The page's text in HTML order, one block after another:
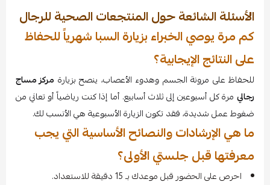
الأسئلة الشائعة حول المنتجعات الصحية للرجال
كم مرة يوصي الخبراء بزيارة السبا شهرياً للحفاظ
على النتائج الإيجابية؟
للحفاظ على مرونة الجسم وهدوء الأعصاب، ينصح بزيارة مركز مساج
رجالي مرة كل أسبوعين إلى ثلاث أسابيع. أما إذا كنت رياضياً أو تعاني من
ضغوط عمل شديدة، فقد تكون الزيارة الأسبوعية هي الأنسب لك.
ما هي الإرشادات والنصائح الأساسية التي يجب
معرفتها قبل جلستي الأولى؟
احرص على الحضور قبل موعدك بـ 15 دقيقة للاستعداد.